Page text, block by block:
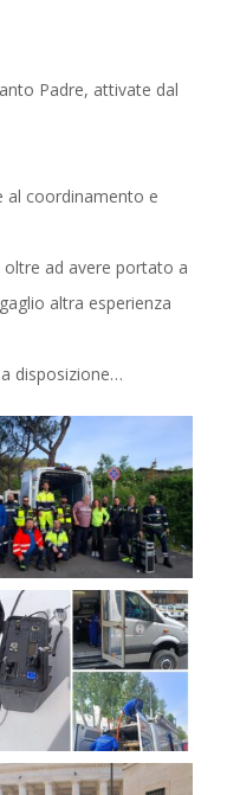
Padre, attivate dal
al coordinamento e
ad avere portato a
altra esperienza
disposizione…